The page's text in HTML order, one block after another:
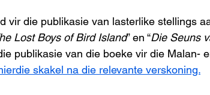
vir die publikasie van lasterlike stellings
Lost Boys of Bird Island” en “Die Seuns
publikasie van die boeke vir die Malan-
skakel na die relevante verskoning.